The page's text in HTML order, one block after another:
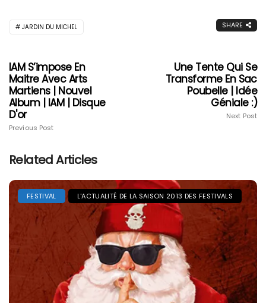
JARDIN DU MICHEL SHARE
IAM S’impose En
Maitre Avec Arts
Martiens | Nouvel
Album | IAM | Disque
D'or
Previous Post
Une Tente Qui Se
Transforme En Sac
Poubelle | Idée
Géniale :)
Next Post
Related Articles
FESTIVAL L'ACTUALITÉ DE LA SAISON 2013 DES FESTIVALS